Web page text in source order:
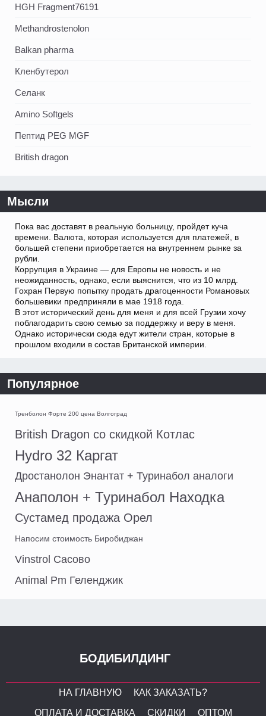
HGH Fragment76191
Methandrostenolon
Balkan pharma
Кленбутерол
Селанк
Amino Softgels
Пептид PEG MGF
British dragon
Мысли
Пока вас доставят в реальную больницу, пройдет куча
времени. Валюта, которая используется для платежей, в
большей степени приобретается на внутреннем рынке за
рубли.
Коррупция в Украине — для Европы не новость и не
неожиданность, однако, если выяснится, что из 10 млрд.
Гохран Первую попытку продать драгоценности Романовых
большевики предприняли в мае 1918 года.
В этот исторический день для меня и для всей Грузии хочу
поблагодарить свою семью за поддержку и веру в меня.
Однако исторически сюда едут жители стран, которые в
прошлом входили в состав Британской империи.
Популярное
Тренболон Форте 200 цена Волгоград
British Dragon со скидкой Котлас
Hydro 32 Каргат
Дростанолон Энантат + Туринабол аналоги
Анаполон + Туринабол Находка
Сустамед продажа Орел
Напосим стоимость Биробиджан
Vinstrol Сасово
Animal Pm Геленджик
БОДИБИЛДИНГ
НА ГЛАВНУЮ
КАК ЗАКАЗАТЬ?
ОПЛАТА И ДОСТАВКА
СКИДКИ ОПТОМ